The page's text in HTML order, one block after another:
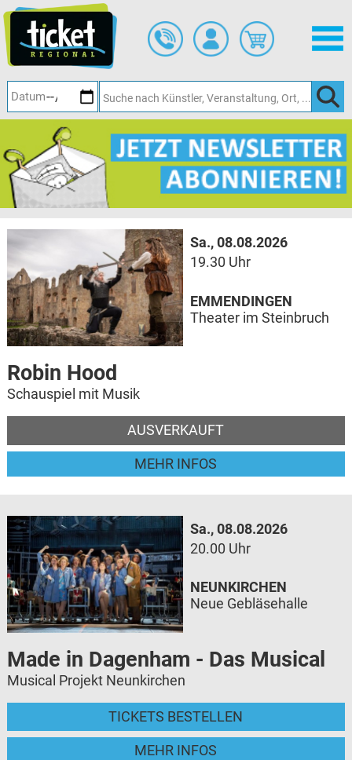
Hauptinhalt
springen
Sa., 08.08.2026
19.30 Uhr
Robin Hood
Schauspiel mit Musik
AUSVERKAUFT
MEHR INFOS
EMMENDINGEN
Theater im Steinbruch
Sa., 08.08.2026
20.00 Uhr
Made in Dagenham - Das Musical
Musical Projekt Neunkirchen
TICKETS BESTELLEN
MEHR INFOS
NEUNKIRCHEN
Neue Gebläsehalle